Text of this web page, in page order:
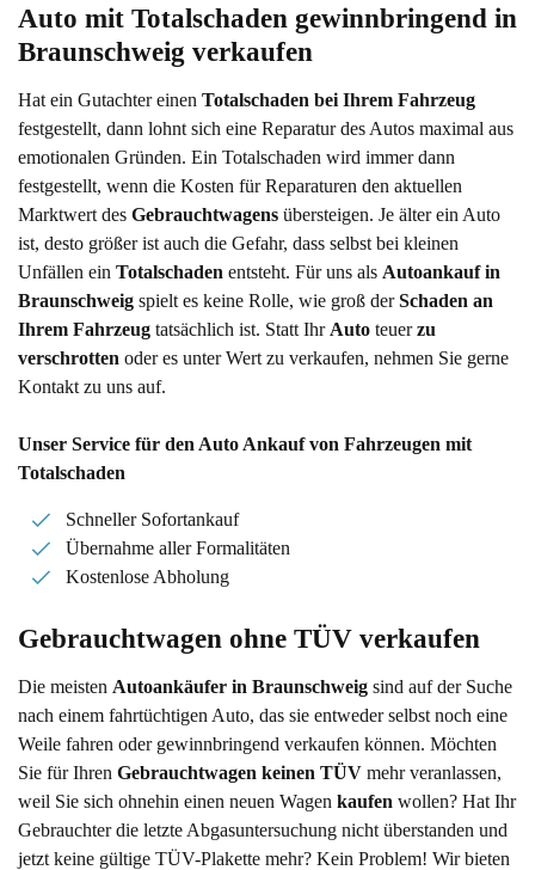
Auto mit Totalschaden gewinnbringend in
Braunschweig verkaufen
Hat ein Gutachter einen Totalschaden bei Ihrem Fahrzeug
festgestellt, dann lohnt sich eine Reparatur des Autos maximal aus
emotionalen Gründen. Ein Totalschaden wird immer dann
festgestellt, wenn die Kosten für Reparaturen den aktuellen
Marktwert des Gebrauchtwagens übersteigen. Je älter ein Auto
ist, desto größer ist auch die Gefahr, dass selbst bei kleinen
Unfällen ein Totalschaden entsteht. Für uns als Autoankauf in
Braunschweig spielt es keine Rolle, wie groß derSchaden an
Ihrem Fahrzeug tatsächlich ist. Statt Ihr Auto teuerzu
verschrotten oder es unter Wert zu verkaufen, nehmen Sie gerne
Kontakt zu uns auf.
Unser Service für den Auto Ankauf von Fahrzeugen mit
Totalschaden
Schneller Sofortankauf
Übernahme aller Formalitäten
Kostenlose Abholung
Gebrauchtwagen ohne TÜV verkaufen
Die meisten Autoankäufer in Braunschweig sind auf der Suche
nach einem fahrtüchtigen Auto, das sie entweder selbst noch eine
Weile fahren oder gewinnbringend verkaufen können. Möchten
Sie für Ihren Gebrauchtwagen keinen TÜV mehr veranlassen,
weil Sie sich ohnehin einen neuen Wagen kaufen wollen? Hat Ihr
Gebrauchter die letzte Abgasuntersuchung nicht überstanden und
jetzt keine gültige TÜV-Plakette mehr? Kein Problem! Wir bieten